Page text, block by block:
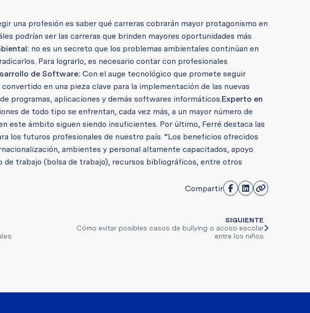
una profesión es saber qué carreras cobrarán mayor protagonismo en
podrían ser las carreras que brinden mayores oportunidades más
no es un secreto que los problemas ambientales continúan en
Para lograrlo, es necesario contar con profesionales
de Software: Con el auge tecnológico que promete seguir
en una pieza clave para la implementación de las nuevas
programas, aplicaciones y demás softwares informáticos.Experto en
de todo tipo se enfrentan, cada vez más, a un mayor número de
este ámbito siguen siendo insuficientes. Por último, Ferré destaca las
los futuros profesionales de nuestro país. “Los beneficios ofrecidos
ambientes y personal altamente capacitados, apoyo
de trabajo (bolsa de trabajo), recursos bibliográficos, entre otros
Compartir
SIGUIENTE
Cómo evitar posibles casos de bullying o acoso escolar
entre los niños